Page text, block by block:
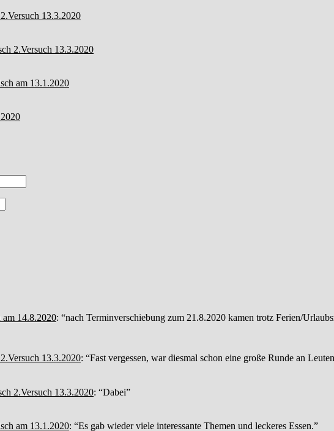
13.3.2020
2.Versuch 13.3.2020
am 13.1.2020
am 14.8.2020: “nach Terminverschiebung zum 21.8.2020 kamen trotz Ferien/
13.3.2020: “Fast vergessen, war diesmal schon eine große Runde an
2.Versuch 13.3.2020: “Dabei”
am 13.1.2020: “Es gab wieder viele interessante Themen und leckeres Essen.”